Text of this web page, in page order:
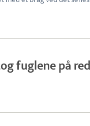
fuglene på